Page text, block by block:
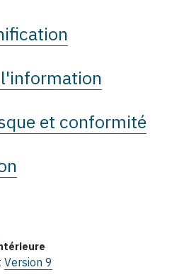
et conformité
Version 9